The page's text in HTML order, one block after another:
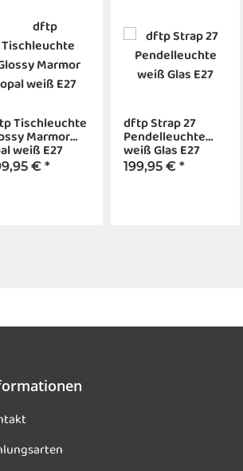
Tischleuchte
Marmor
weiß E27
€ *
dftp Strap 27
Pendelleuchte
weiß Glas E27
199,95 € *